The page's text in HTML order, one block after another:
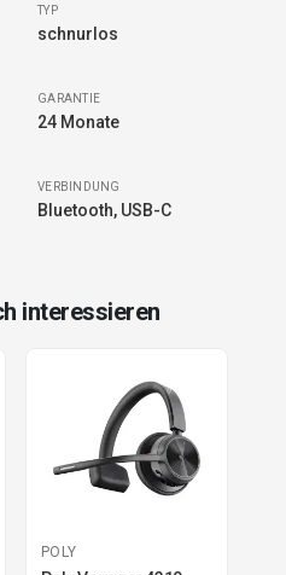
TYP
schnurlos
GARANTIE
24 Monate
VERBINDUNG
Bluetooth, USB-C
interessieren
POLY